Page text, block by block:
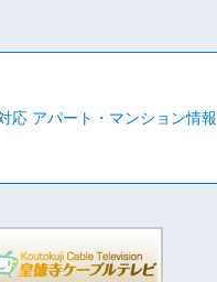
応 アパート・マンション情報